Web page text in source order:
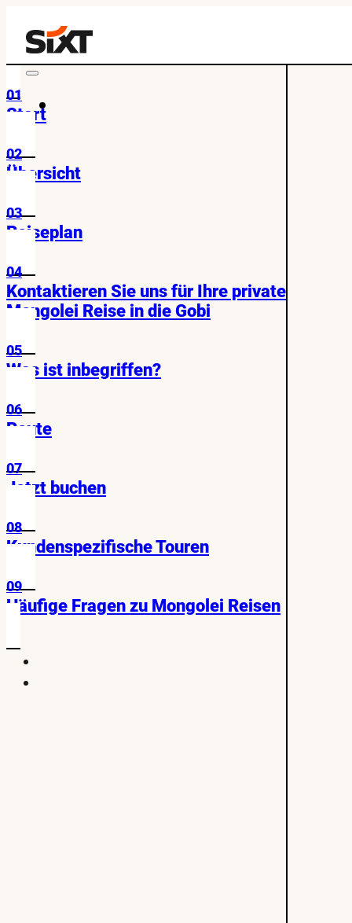
01
Start
02
Übersicht
03
Reiseplan
04
Kontaktieren Sie uns für Ihre private
Mongolei Reise in die Gobi
05
Was ist inbegriffen?
06
Route
07
Jetzt buchen
08
Kundenspezifische Touren
09
Häufige Fragen zu Mongolei Reisen